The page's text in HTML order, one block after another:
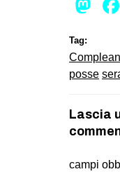
Tag:
posse
Lascia
campi